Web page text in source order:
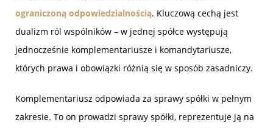
ograniczoną odpowiedzialnością. Kluczową cechą jest
dualizm ról wspólników – w jednej spółce występują
jednocześnie komplementariusze i komandytariusze,
których prawa i obowiązki różnią się w sposób zasadniczy.
Komplementariusz odpowiada za sprawy spółki w pełnym
zakresie. To on prowadzi sprawy spółki, reprezentuje ją na